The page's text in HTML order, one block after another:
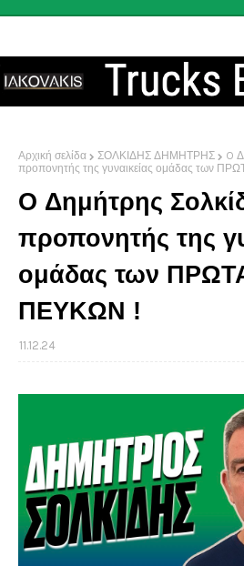
Αρχική σελίδα ΣΟΛΚΙΔΗΣ ΔΗΜΗΤΡΗΣ
O
προπονητής της γυναικείας ομάδας των
O Δημήτρης
προπονητής της
ομάδας των
ΠΕΥΚΩΝ !
11.12.24